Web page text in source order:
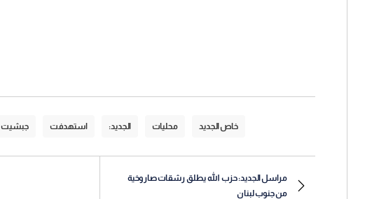
خاص الجديد محليات الجديد: استهدفت جبشيت
مراسل الجديد: حزب الله يطلق رشقات صاروخية
من جنوب لبنان